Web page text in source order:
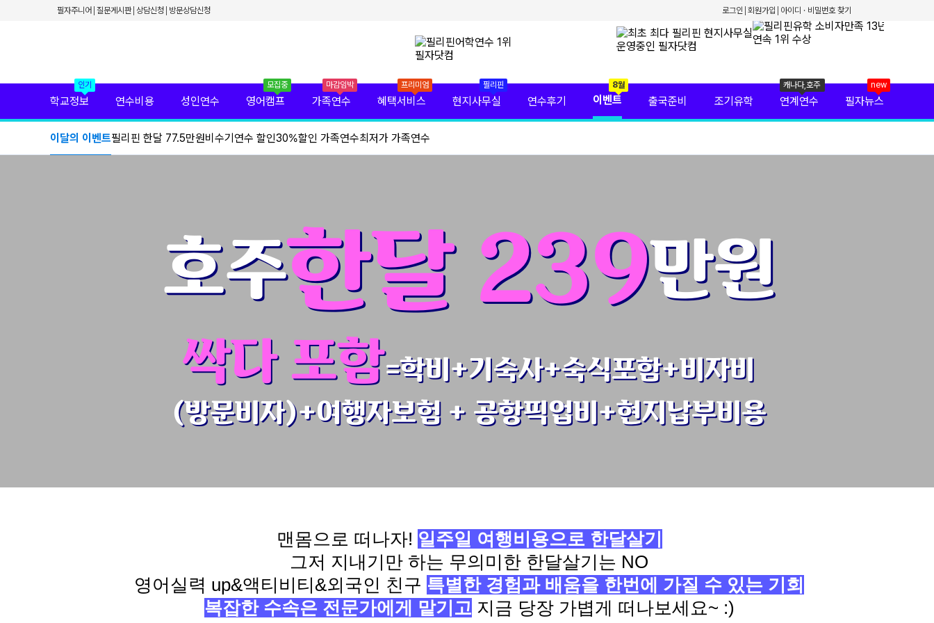
필자주니어 질문게시판 상담신청 방문상담신청 로그인 회원가입 아이디 · 비밀번호 찾기
필자닷컴 프리미엄 서비스
필자닷컴 현지 사무실
필자닷컴 이벤트
필리핀 출국준비
필리핀 조기유학
인기
학교정보 연수비용 성인연수
모집중
영어캠프
마감임박
가족연수
프리미엄
혜택서비스
필리핀
현지사무실 연수후기
8월
이벤트 출국준비 조기유학
캐나다,호주
연계연수
new
필자뉴스
이달의 이벤트필리핀 한달 77.5만원비수기연수 할인30%할인 가족연수최저가 가족연수
호주한달 239만원
싹다 포함=학비+기숙사+숙식포함+비자비
(방문비자)+여행자보험 + 공항픽업비+현지납부비용
맨몸으로 떠나자! 일주일 여행비용으로 한달살기
그저 지내기만 하는 무의미한 한달살기는 NO
영어실력 up&액티비티&외국인 친구 특별한 경험과 배움을 한번에 가질 수 있는 기회
복잡한 수속은 전문가에게 맡기고 지금 당장 가볍게 떠나보세요~ :)